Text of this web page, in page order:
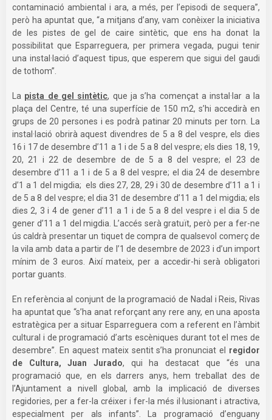
contaminació ambiental i ara, a més, per l’episodi de sequera”,
però ha apuntat que, “a mitjans d’any, vam conèixer la iniciativa
de les pistes de gel de caire sintètic, que ens ha donat la
possibilitat que Esparreguera, per primera vegada, pugui tenir
una instal·lació d’aquest tipus, que esperem que sigui del gaudi
de tothom”.
La pista de gel sintètic, que ja s’ha començat a instal·lar a la
plaça del Centre, té una superfície de 150 m2, s’hi accedirà en
grups de 20 persones i es podrà patinar 20 minuts per torn. La
instal·lació obrirà aquest divendres de 5 a 8 del vespre, els dies
16 i 17 de desembre d’11 a 1 i de 5 a 8 del vespre; els dies 18, 19,
20, 21 i 22 de desembre de de 5 a 8 del vespre; el 23 de
desembre d’11 a 1 i de 5 a 8 del vespre; el dia 24 de desembre
d’1 a 1 del migdia; els dies 27, 28, 29 i 30 de desembre d’11 a 1 i
de 5 a 8 del vespre; el dia 31 de desembre d’11 a 1 del migdia; els
dies 2, 3 i 4 de gener d’11 a 1 i de 5 a 8 del vespre i el dia 5 de
gener d’11 a 1 del migdia. L’accés serà gratuït, però per a fer-ne
ús caldrà presentar un tiquet de compra de qualsevol comerç de
la vila amb data a partir de l’1 de desembre de 2023 i d’un import
mínim de 3 euros. Així mateix, per a accedir-hi serà obligatori
portar guants.
En referència al conjunt de la programació de Nadal i Reis, Rivas
ha apuntat que “s’ha anat reforçant any rere any, en una aposta
estratègica per a situar Esparreguera com a referent en l’àmbit
cultural i de programació d’arts escèniques durant tot el mes de
desembre”. En aquest mateix sentit s’ha pronunciat el regidor
de Cultura, Juan Jurado, qui ha destacat que “és una
programació que, en els darrers anys, hem treballat des de
l’Ajuntament a nivell global, amb la implicació de diverses
regidories, per a fer-la créixer i fer-la més il·lusionant i atractiva,
especialment per als infants”. La programació d’enguany